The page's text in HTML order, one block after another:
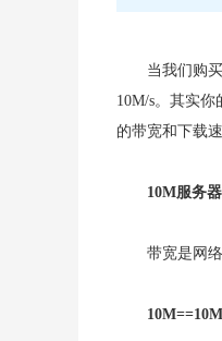
当我们购
10M/s。其实
的带宽和下载
10M服务
带宽是网